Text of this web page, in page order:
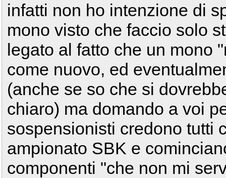
infatti non ho intenzione di
mono visto che faccio solo
legato al fatto che un mono
come nuovo, ed
(anche se so che si
chiaro) ma domando a voi
sospensionisti credono tutti
ampionato SBK e
componenti "che non mi